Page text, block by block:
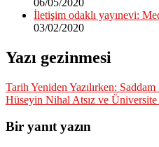
İletişim odaklı yayınevi:
03/02/2020
Yazı gezinmesi
Tarih Yeniden Yazılırken:
Hüseyin Nihal Atsız ve
Bir yanıt yazın